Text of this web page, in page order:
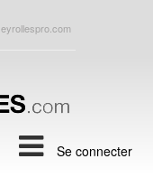
eyrollespro.com
Se connecter